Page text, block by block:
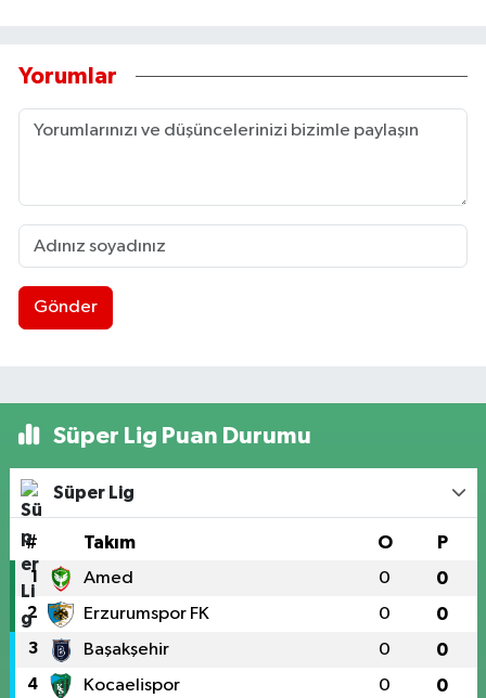
Yorumlar
Gönder
Süper Lig Puan Durumu
Süper Lig
# Takım O P
1 Amed 0 0
2 Erzurumspor FK 0 0
3 Başakşehir 0 0
4 Kocaelispor 0 0